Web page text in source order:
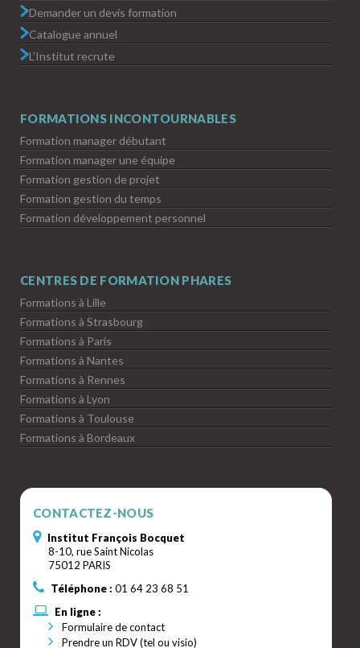
Demander un devis formation
Catalogue annuel
L’Institut recrute
FORMATIONS INCONTOURNABLES
Formation manager débutant
Formation manager une équipe
Formation gestion de projet
Formation gestion du temps
Formation développement personnel
CENTRES DE FORMATION PHARES
Formations à Lille
Formations à Strasbourg
Formations à Paris
Formations à Nantes
Formations à Rennes
Formations à Lyon
Formations à Toulouse
Formations à Bordeaux
CONTACTEZ-NOUS
Institut François Bocquet
8-10, rue Saint Nicolas
75012 PARIS
Téléphone : 01 64 23 68 51
En ligne :
Formulaire de contact
Prendre un RDV (tel ou visio)